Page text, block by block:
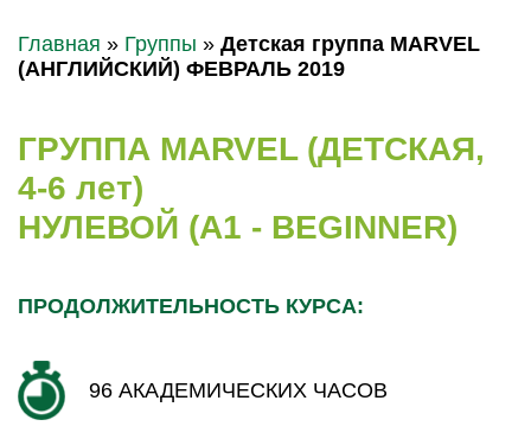
Главная » Группы » Детская группа MARVEL
(АНГЛИЙСКИЙ) ФЕВРАЛЬ 2019
ГРУППА MARVEL (ДЕТСКАЯ,
4-6 лет)
НУЛЕВОЙ (A1 - BEGINNER)
ПРОДОЛЖИТЕЛЬНОСТЬ КУРСА:
96 АКАДЕМИЧЕСКИХ ЧАСОВ